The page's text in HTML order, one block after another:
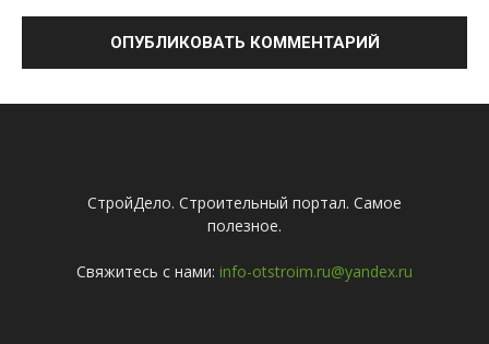
СтройДело. Строительный портал. Самое
полезное.
Свяжитесь с нами: info-otstroim.ru@yandex.ru